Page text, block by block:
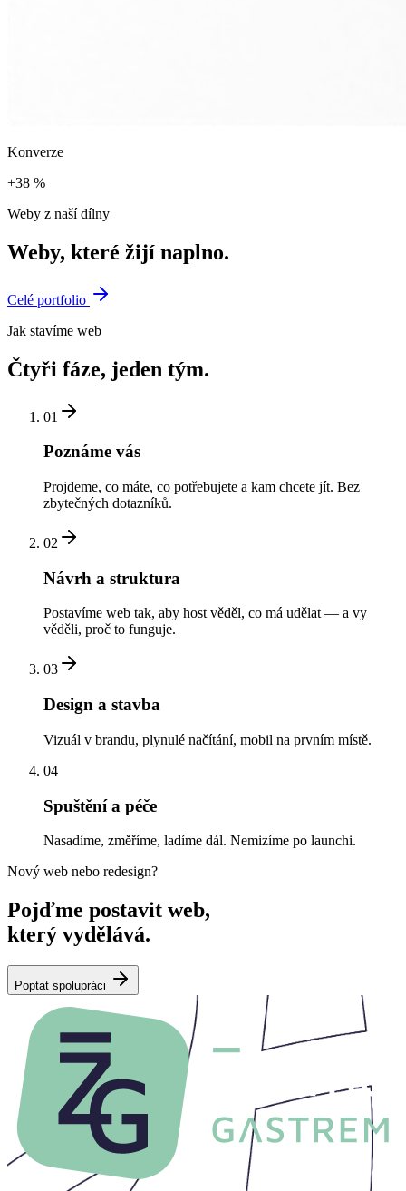
Konverze
+38 %
Weby z naší dílny
Weby, které žijí naplno.
Celé portfolio
Jak stavíme web
Čtyři fáze, jeden tým.
01
Poznáme vás
Projdeme, co máte, co potřebujete a kam chcete jít. Bez
zbytečných dotazníků.
02
Návrh a struktura
Postavíme web tak, aby host věděl, co má udělat — a vy
věděli, proč to funguje.
03
Design a stavba
Vizuál v brandu, plynulé načítání, mobil na prvním místě.
04
Spuštění a péče
Nasadíme, změříme, ladíme dál. Nemizíme po launchi.
Nový web nebo redesign?
Pojďme postavit web,
který vydělává.
Poptat spolupráci